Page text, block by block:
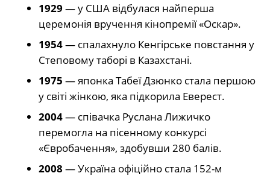
1929 — у США відбулася найперша
церемонія вручення кінопремії «Оскар».
1954— спалахнуло Кенгірське повстання у
Степовому таборі в Казахстані.
1975 — японка Табеї Дзюнко стала першою
у світі жінкою, яка підкорила Еверест.
2004— співачка Руслана Лижичко
перемогла на пісенному конкурсі
«Євробачення», здобувши 280 балів.
2008 — Україна офіційно стала 152-м